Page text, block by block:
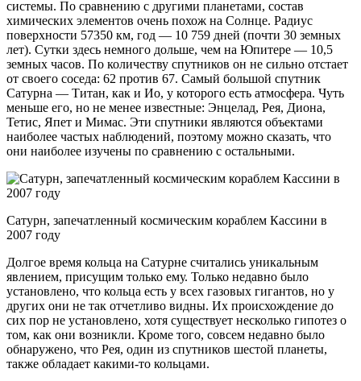
системы. По сравнению с другими планетами, состав
химических элементов очень похож на Солнце. Радиус
поверхности 57350 км, год — 10 759 дней (почти 30 земных
лет). Сутки здесь немного дольше, чем на Юпитере — 10,5
земных часов. По количеству спутников он не сильно отстает
от своего соседа: 62 против 67. Самый большой спутник
Сатурна — Титан, как и Ио, у которого есть атмосфера. Чуть
меньше его, но не менее известные: Энцелад, Рея, Диона,
Тетис, Япет и Мимас. Эти спутники являются объектами
наиболее частых наблюдений, поэтому можно сказать, что
они наиболее изучены по сравнению с остальными.
Сатурн, запечатленный космическим кораблем Кассини в
2007 году
Долгое время кольца на Сатурне считались уникальным
явлением, присущим только ему. Только недавно было
установлено, что кольца есть у всех газовых гигантов, но у
других они не так отчетливо видны. Их происхождение до
сих пор не установлено, хотя существует несколько гипотез о
том, как они возникли. Кроме того, совсем недавно было
обнаружено, что Рея, один из спутников шестой планеты,
также обладает какими-то кольцами.